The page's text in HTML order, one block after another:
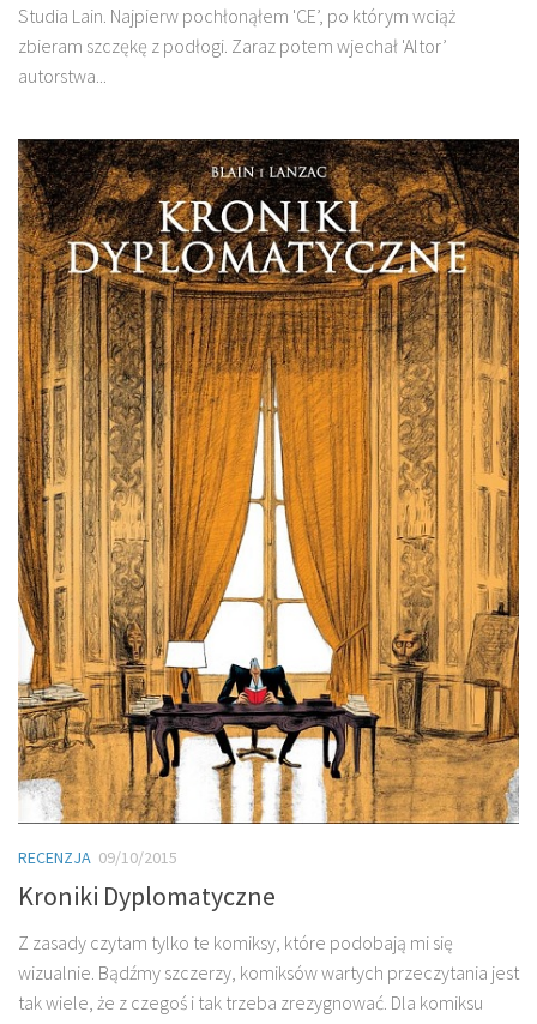
Studia Lain. Najpierw pochłonąłem 'CE’, po którym wciąż
zbieram szczękę z podłogi. Zaraz potem wjechał 'Altor’
autorstwa...
RECENZJA 09/10/2015
Kroniki Dyplomatyczne
Z zasady czytam tylko te komiksy, które podobają mi się
wizualnie. Bądźmy szczerzy, komiksów wartych przeczytania jest
tak wiele, że z czegoś i tak trzeba zrezygnować. Dla komiksu